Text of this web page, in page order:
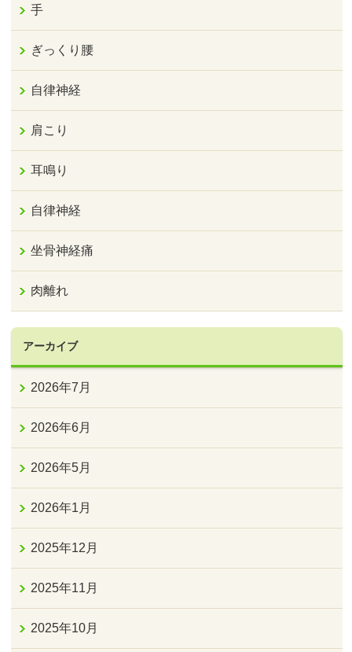
手
ぎっくり腰
自律神経
肩こり
耳鳴り
自律神経
坐骨神経痛
肉離れ
アーカイブ
2026年7月
2026年6月
2026年5月
2026年1月
2025年12月
2025年11月
2025年10月